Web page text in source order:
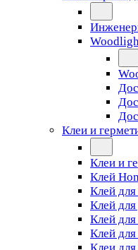
Клеи и
Клеи и
Клей
Клей
Клей для
Клей
Клей